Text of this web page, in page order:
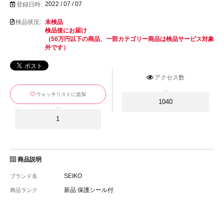
登録日時: 2022 / 07 / 07
検品状況: 未検品
検品後にお届け
（50万円以下の商品、一部カテゴリー商品は検品サービス対象
外です）
アクセス数
1040
ウォッチリストに追加
1
商品説明
ブランド名 SEIKO
商品ランク 新品 保護シール付